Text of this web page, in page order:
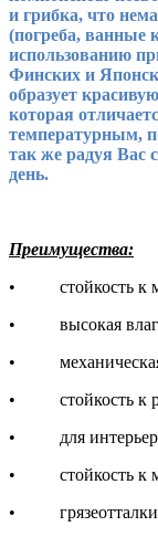
и грибка, что
(погреба, ванные
использованию
Финских и
образует
которая
температурным,
так же радуя Вас
день.
Преимущества:
• стойкость к
• высокая
• механическая
• стойкость к
• для
• стойкость к
•